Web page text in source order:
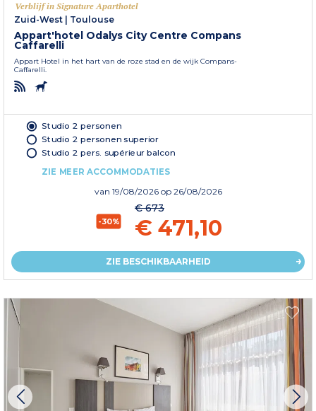
Verblijf in Signature Aparthotel
Zuid-West
Toulouse
Appart'hotel Odalys City Centre Compans
Caffarelli
Appart Hotel in het hart van de roze stad en de wijk Compans-
Caffarelli.
Studio 2 personen
Studio 2 personen superior
Studio 2 pers. supérieur balcon
ZIE MEER ACCOMMODATIES
van 19/08/2026 op 26/08/2026
-30%
€ 673
€ 471,10
ZIE BESCHIKBAARHEID